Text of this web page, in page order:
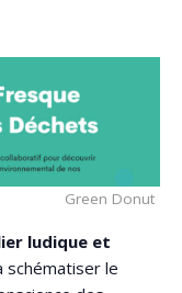
Green Donut
ludique et
schématiser le